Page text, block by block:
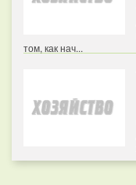
том, как нач...